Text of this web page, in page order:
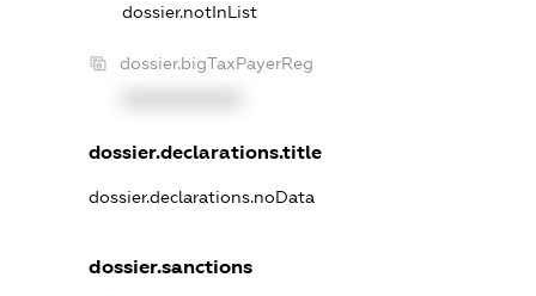
dossier.notInList
dossier.bigTaxPayerReg
dossier.declarations.title
dossier.declarations.noData
dossier.sanctions